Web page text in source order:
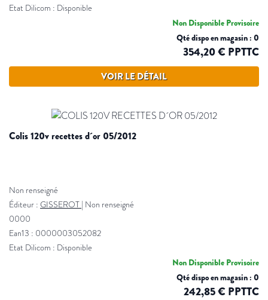
Etat Dilicom : Disponible
Non Disponible Provisoire
Qté dispo en magasin : 0
354,20 € PPTTC
VOIR LE DÉTAIL
colis 120v recettes d´or 05/2012
Non renseigné
Éditeur : GISSEROT | Non renseigné
0000
Ean13 : 0000003052082
Etat Dilicom : Disponible
Non Disponible Provisoire
Qté dispo en magasin : 0
242,85 € PPTTC